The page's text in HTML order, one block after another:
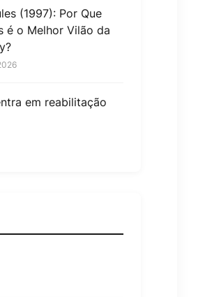
(1997): Por Que
é o Melhor Vilão da
em reabilitação